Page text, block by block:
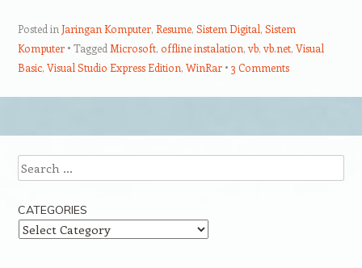
Posted in Jaringan Komputer, Resume, Sistem Digital, Sistem
Komputer
Tagged Microsoft, offline instalation,vb,vb.net, Visual
Basic, Visual Studio Express Edition, WinRar 3 Comments
Search
CATEGORIES
Categories